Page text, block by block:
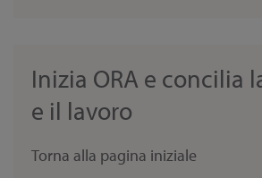
Inizia ORA e concilia
e il lavoro
Torna alla pagina iniziale